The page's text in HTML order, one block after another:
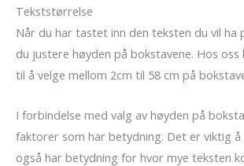
Tekststørrelse
Når du har tastet inn den teksten du vil ha
du justere høyden på bokstavene. Hos
til å velge mellom 2cm til 58 cm på
I forbindelse med valg av høyden på
faktorer som har betydning. Det er viktig å
også har betydning for hvor mye teksten